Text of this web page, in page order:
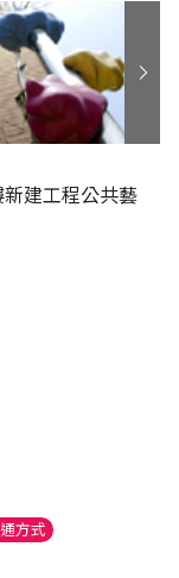
建工程公共藝
方式（另開新視窗）